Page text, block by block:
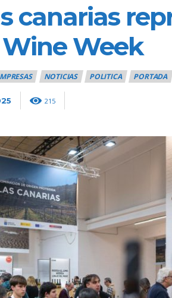
canarias
Week
NOTICIAS POLITICA PORTADA
215